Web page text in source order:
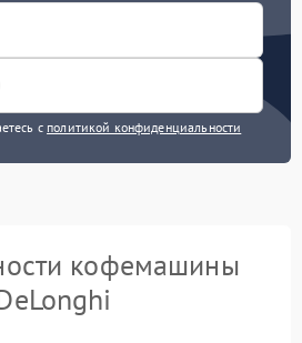
с политикой конфиденциальности
кофемашины